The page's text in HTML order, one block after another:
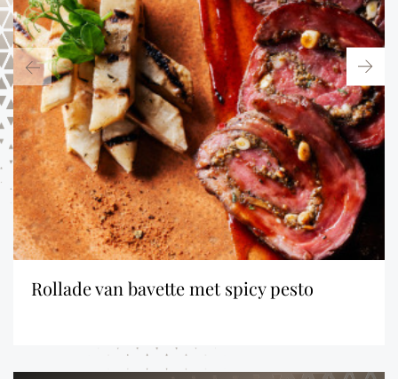
rollade van bavette met spicy pesto